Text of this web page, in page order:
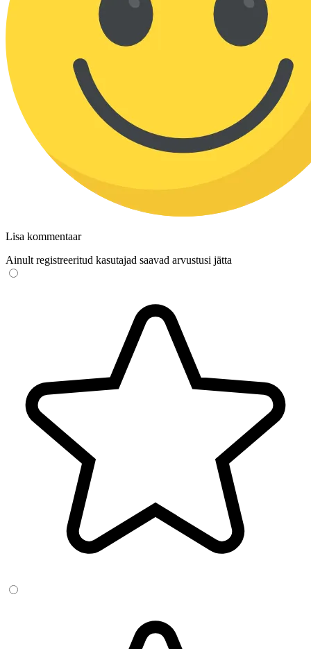
Lisa kommentaar
Ainult registreeritud kasutajad saavad arvustusi jätta